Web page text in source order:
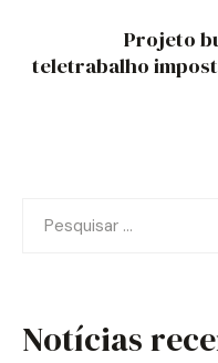
Projeto
teletrabalho
por:
Notícias